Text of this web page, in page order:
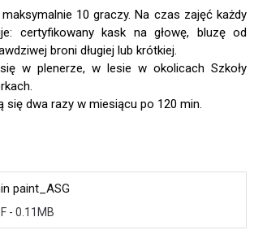
10 graczy. Na czas zajęć każdy
certyfikowany kask na głowę, bluzę od
broni długiej lub krótkiej.
w plenerze, w lesie w okolicach Szkoły
się dwa razy w miesiącu po 120 min.
paint_ASG
- 0.11MB